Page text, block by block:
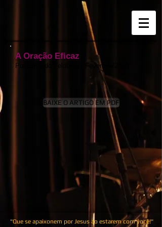
A Oração Eficaz
Por Eduardo Feldberg - Fevereiro/2010
BAIXE O ARTIGO EM PDF
"Que se apaixonem por Jesus ao estarem com você!"